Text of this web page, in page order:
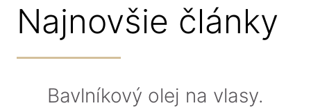
Najnovšie články
Bavlníkový olej na vlasy.